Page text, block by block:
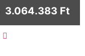
3.064.383 Ft